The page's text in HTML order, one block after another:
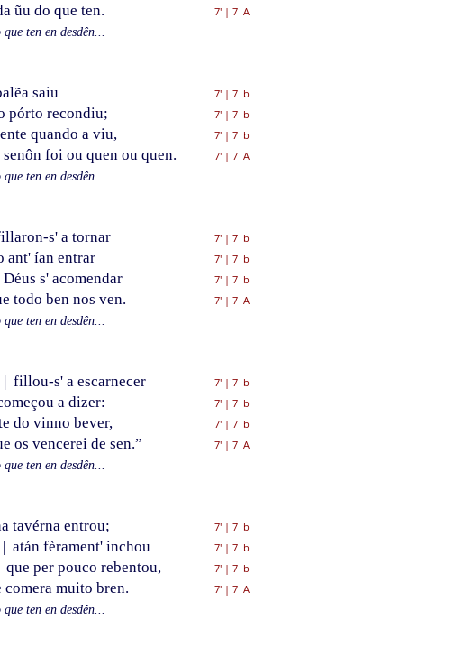
ũu do que ten. 7'| 7 A
que ten en desdên...
saiu 7'| 7 b
pórto recondiu; 7'| 7 b
quando a viu, 7'| 7 b
senôn foi ou quen ou quen. 7'| 7 A
que ten en desdên...
s' a tornar 7'| 7 b
ant' ían entrar 7'| 7 b
Déus s' acomendar 7'| 7 b
todo ben nos ven. 7'| 7 A
que ten en desdên...
| fillou-s' a escarnecer 7'| 7 b
a dizer: 7'| 7 b
do vinno bever, 7'| 7 b
os vencerei de sen.” 7'| 7 A
que ten en desdên...
tavérna entrou; 7'| 7 b
| atán fèrament' inchou 7'| 7 b
que per pouco rebentou, 7'| 7 b
comera muito bren. 7'| 7 A
que ten en desdên...